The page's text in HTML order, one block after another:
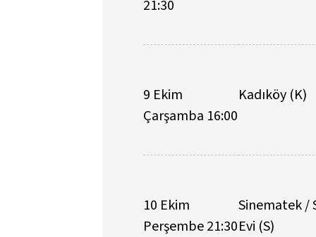
21:30
9 Ekim
Çarşamba 16:00
Kadıköy (K)
10 Ekim
Perşembe 21:30
Sinematek /
Evi (S)